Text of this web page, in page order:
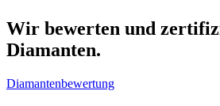
Wir bewerten und
Diamanten.
Diamantenbewertung